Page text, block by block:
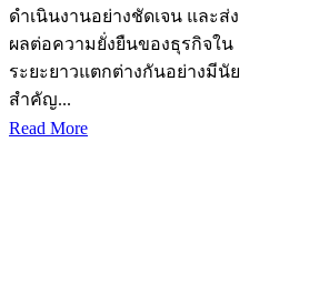
ดำเนินงานอย่างชัดเจน และส่ง
ผลต่อความยั่งยืนของธุรกิจใน
ระยะยาวแตกต่างกันอย่างมีนัย
สำคัญ...
Read More